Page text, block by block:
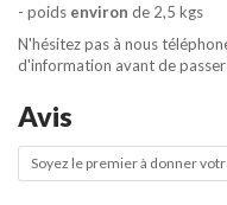
- poids environ de 2,5 kgs
N'hésitez pas à nous
d'information avant de
Avis
Soyez le premier à donner